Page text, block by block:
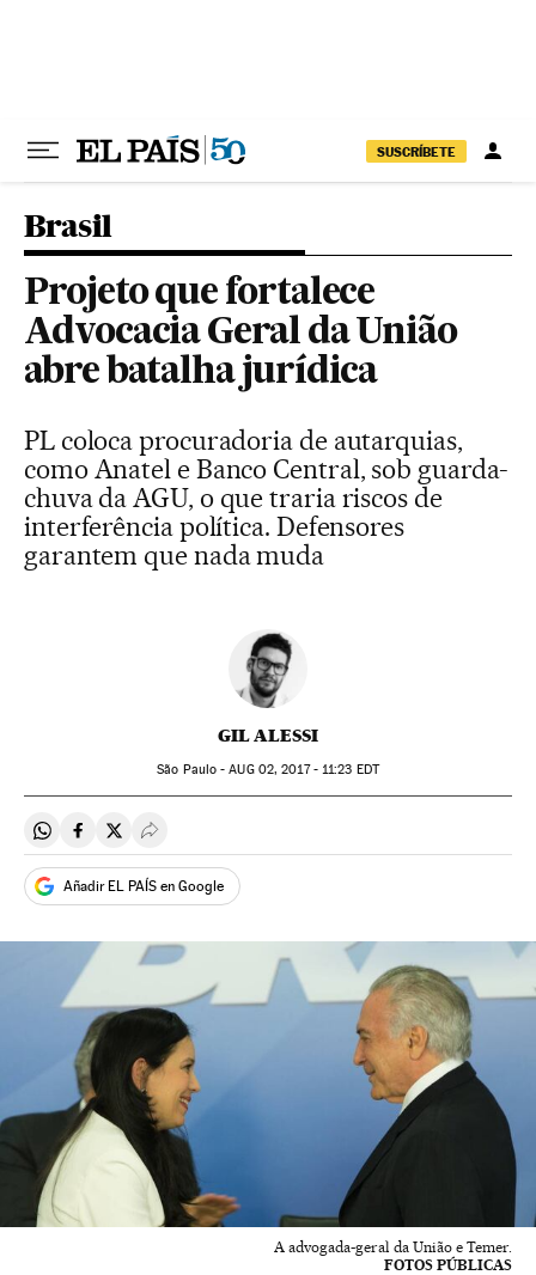
SUSCRÍBETE
Brasil
Projeto que fortalece
Advocacia Geral da União
abre batalha jurídica
PL coloca procuradoria de autarquias,
como Anatel e Banco Central, sob guarda-
chuva da AGU, o que traria riscos de
interferência política. Defensores
garantem que nada muda
GIL ALESSI
São Paulo -AUG02, 2017 - 11:23 EDT
Compartir en Whatsapp
Compartir en Facebook
Compartir en Twitter
Desplegar Redes Sociales
Añadir EL PAÍS en Google
A advogada-geral da União e Temer.
FOTOS PÚBLICAS